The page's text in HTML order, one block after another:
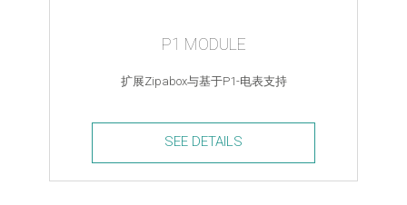
P1 MODULE
扩展Zipabox与基于P1-电表支持
P1
SEE DETAILS